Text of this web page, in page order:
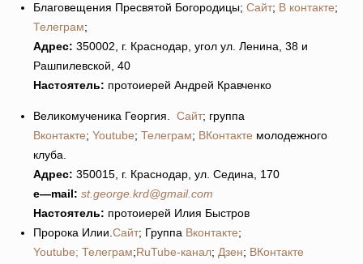
Благовещения Пресвятой Богородицы; Сайт; В контакте;
Телеграм;
Адрес: 350002, г. Краснодар, угол ул. Ленина, 38 и
Рашпилевской, 40
Настоятель: протоиерей Андрей Кравченко
Великомученика Георгия. Сайт; группа
Вконтакте; Youtube; Телеграм; ВКонтакте молодежного
клуба.
Адрес: 350015, г. Краснодар, ул. Седина, 170
e—mail: st.george.krd@gmail.com
Настоятель: протоиерей Илия Быстров
Пророка Илии. Сайт; Группа Вконтакте;
Youtube; Телеграм;RuTube-канал; Дзен; ВКонтакте